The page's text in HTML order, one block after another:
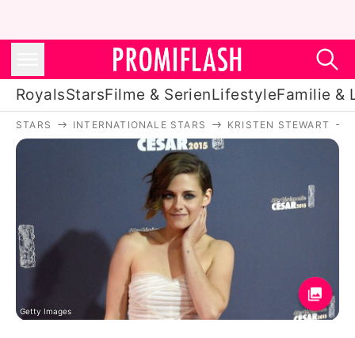
RoyalsStarsFilme & SerienLifestyleFamilie &
Royals
Stars
Filme & Serien
Lifestyle
Familie & Liebe
Promiflash Exklusiv
STARS INTERNATIONALE STARS KRISTEN STEWART
Getty Images